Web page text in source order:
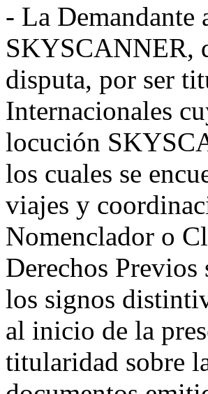
- La Demandante
SKYSCANNER,
disputa, por ser
Internacionales
locución
los cuales se
viajes y
Nomenclador o
Derechos
los signos
al inicio de la
titularidad sobre